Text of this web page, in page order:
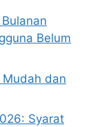
Belum
dan
Syarat